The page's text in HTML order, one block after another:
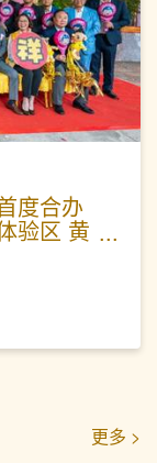
度合办
验区 黄
更多 >